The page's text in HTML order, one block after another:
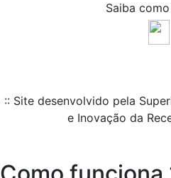
Saiba
:: Site desenvolvido pela
e Inovação da